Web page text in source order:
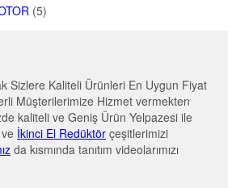
(5)
Sizlere Kaliteli Ürünleri En Uygun Fiyat
Müşterilerimize Hizmet vermekten
kaliteli ve Geniş Ürün Yelpazesi ile
İkinci El Redüktör çeşitlerimizi
da kısmında tanıtım videolarımızı